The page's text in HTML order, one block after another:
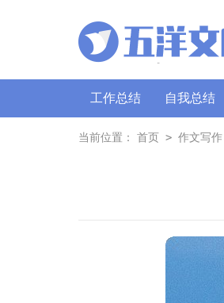
工作总结 自我总结
策划书 讲话稿
当前位置： 首页 > 作文写作